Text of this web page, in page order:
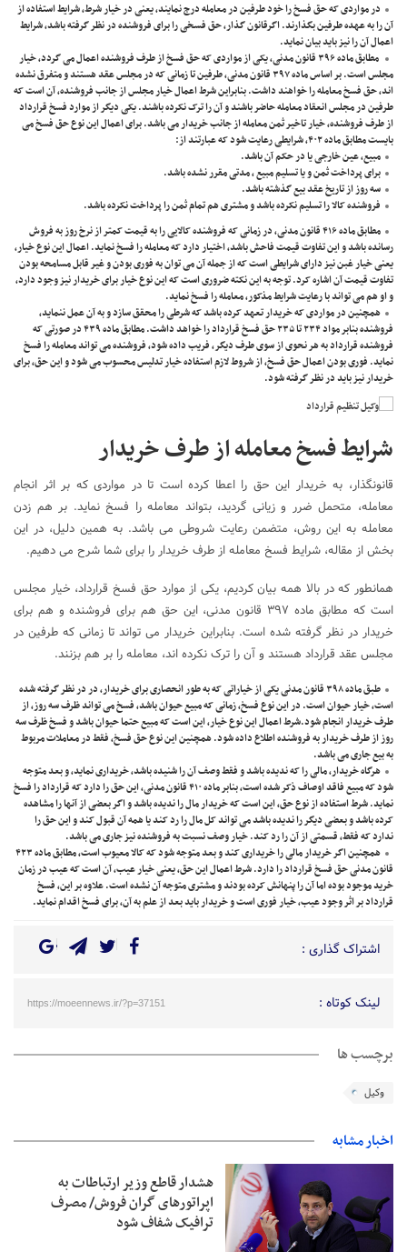
در مواردی که حق فسخ را خود طرفین در معامله درج نمایند، یعنی در خیار شرط، شرایط استفاده از
آن را به عهده طرفین بگذارند. اگرقانون گذار، حق فسخی را برای فروشنده در نظر گرفته باشد، شرایط
اعمال آن را نیز باید بیان نماید.
مطابق ماده ۳۹۶ قانون مدنی، یکی از مواردی که حق فسخ از طرف فروشنده اعمال می گردد، خیار
مجلس است. بر اساس ماده ۳۹۷ قانون مدنی، طرفین تا زمانی که در مجلس عقد هستند و متفرق نشده
اند، حق فسخ معامله را خواهند داشت. بنابراین شرط اعمال خیار مجلس از جانب فروشنده، آن است که
طرفین در مجلس انعقاد معامله حاضر باشند و آن را ترک نکرده باشند. یکی دیگر از موارد فسخ قرارداد
از طرف فروشنده، خیار تاخیر ثمن معامله از جانب خریدار می باشد. برای اعمال این نوع حق فسخ می
بایست مطابق ماده ۴۰۲، شرایطی رعایت شود که عبارتند از:
مبیع، عین خارجی یا در حکم آن باشد.
برای پرداخت ثمن و یا تسلیم مبیع ، مدتی مقرر نشده باشد.
سه روز از تاریخ عقد بیع گذشته باشد.
فروشنده کالا را تسلیم نکرده باشد و مشتری هم تمام ثمن را پرداخت نکرده باشد.
مطابق ماده ۴۱۶ قانون مدنی، در زمانی که فروشنده کالایی را به قیمت کمتر از نرخ روز به فروش
رسانده باشد و این تفاوت قیمت فاحش باشد، اختیار دارد که معامله را فسخ نماید. اعمال این نوع خیار،
یعنی خیار غبن نیز دارای شرایطی است که از جمله آن می توان به فوری بودن و غیر قابل مسامحه بودن
تفاوت قیمت آن اشاره کرد. توجه به این نکته ضروری است که این نوع خیار برای خریدار نیز وجود دارد،
و او هم می تواند با رعایت شرایط مذکور، معامله را فسخ نماید.
همچنین در مواردی که خریدار تعهد کرده باشد که شرطی را محقق سازد و به آن عمل ننماید،
فروشنده بنابر مواد ۲۳۴ تا ۲۳۵ حق فسخ قرارداد را خواهد داشت. مطابق ماده ۴۳۹ در صورتی که
فروشنده قرارداد به هر نحوی از سوی طرف دیگر، فریب داده شود، فروشنده می تواند معامله را فسخ
نماید. فوری بودن اعمال حق فسخ، از شروط لازم استفاده خیار تدلیس محسوب می شود و این حق، برای
خریدار نیز باید در نظر گرفته شود.
شرایط فسخ معامله از طرف خریدار
قانونگذار، به خریدار این حق را اعطا کرده است تا در مواردی که بر اثر انجام
معامله، متحمل ضرر و زیانی گردید، بتواند معامله را فسخ نماید. بر هم زدن
معامله به این روش، متضمن رعایت شروطی می باشد. به همین دلیل، در این
بخش از مقاله، شرایط فسخ معامله از طرف خریدار را برای شما شرح می دهیم.
همانطور که در بالا همه بیان کردیم، یکی از موارد حق فسخ قرارداد، خیار مجلس
است که مطابق ماده ۳۹۷ قانون مدنی، این حق هم برای فروشنده و هم برای
خریدار در نظر گرفته شده است. بنابراین خریدار می تواند تا زمانی که طرفین در
مجلس عقد قرارداد هستند و آن را ترک نکرده اند، معامله را بر هم بزنند.
طبق ماده ۳۹۸ قانون مدنی یکی از خیاراتی که به طور انحصاری برای خریدار، در در نظر گرفته شده
است، خیار حیوان است. در این نوع فسخ، زمانی که مبیع حیوان باشد، فسخ می تواند ظرف سه روز، از
طرف خریدار انجام شود.شرط اعمال این نوع خیار، این است که مبیع حتما حیوان باشد و فسخ ظرف سه
روز از طرف خریدار به فروشنده اطلاع داده شود. همچنین این نوع حق فسخ، فقط در معاملات مربوط
به بیع جاری می باشد.
هرگاه خریدار، مالی را که ندیده باشد و فقط وصف آن را شنیده باشد، خریداری نماید، و بعد متوجه
شود که مبیع فاقد اوصاف ذکر شده است، بنابر ماده ۴۱۰ قانون مدنی، این حق را دارد که قرارداد را فسخ
نماید. شرط استفاده از نوع حق، این است که خریدار مال را ندیده باشد و اگر بعضی از آنها را مشاهده
کرده باشد و بعضی دیگر را ندیده باشد می تواند کل مال را رد کند یا همه آن قبول کند و این حق را
ندارد که فقط، قسمتی از آن را رد کند. خیار وصف نسبت به فروشنده نیز جاری می باشد.
همچنین اگر خریدار مالی را خریداری کند و بعد متوجه شود که کالا معیوب است، مطابق ماده ۴۲۳
قانون مدنی حق فسخ قرارداد را دارد. شرط اعمال این حق، یعنی خیار عیب، آن است که عیب در زمان
خرید موجود بوده اما آن را پنهانش کرده بودند و مشتری متوجه آن نشده است. علاوه بر این، فسخ
قرارداد بر اثر وجود عیب، خیار فوری است و خریدار باید بعد از علم به آن، برای فسخ اقدام نماید.
اشتراک گذاری :
لینک کوتاه : https://moeennews.ir/?p=37151
برچسب ها
وکیل
اخبار مشابه
هشدار قاطع وزیر ارتباطات به
اپراتورهای گران فروش/ مصرف
ترافیک شفاف شود